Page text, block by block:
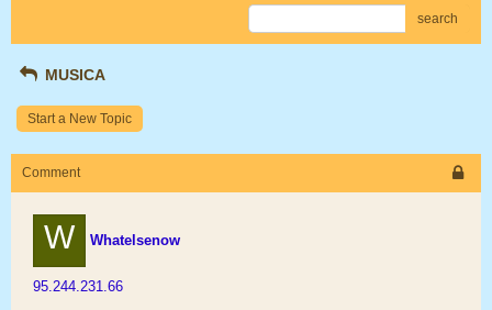
search
MUSICA
Start a New Topic
Comment
W Whatelsenow
95.244.231.66